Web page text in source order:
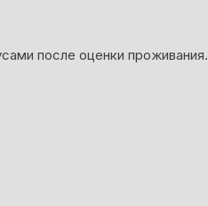
после оценки проживания.